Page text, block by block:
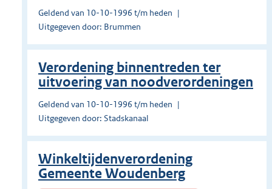
Geldend van 10-10-1996 t/m heden
Uitgegeven door: Brummen
Verordening binnentreden ter
uitvoering van noodverordeningen
Geldend van 10-10-1996 t/m heden
Uitgegeven door: Stadskanaal
Winkeltijdenverordening
Gemeente Woudenberg